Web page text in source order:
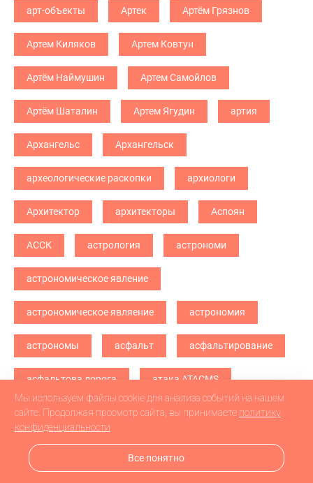
арт-объекты Артек Артём Грязнов
Артем Киляков Артем Ковтун
Артём Наймушин Артем Самойлов
Артём Шаталин Артем Ягудин артия
Архангельс Архангельск
археологические раскопки архиологи
Архитектор архитекторы Аспоян
АССК астрология астрономи
астрономическое явление
астрономическое являение астрономия
астрономы асфальт асфальтирование
асфальтова дорога атака ATACMS
атака БПЛА атака дронв атака дронов
атака дронов БПЛА атака дронов\
Мы используем файлы cookie для анализа событий на нашем
сайте. Продолжая просмотр сайта, вы принимаете политику
конфиденциальности
Все понятно